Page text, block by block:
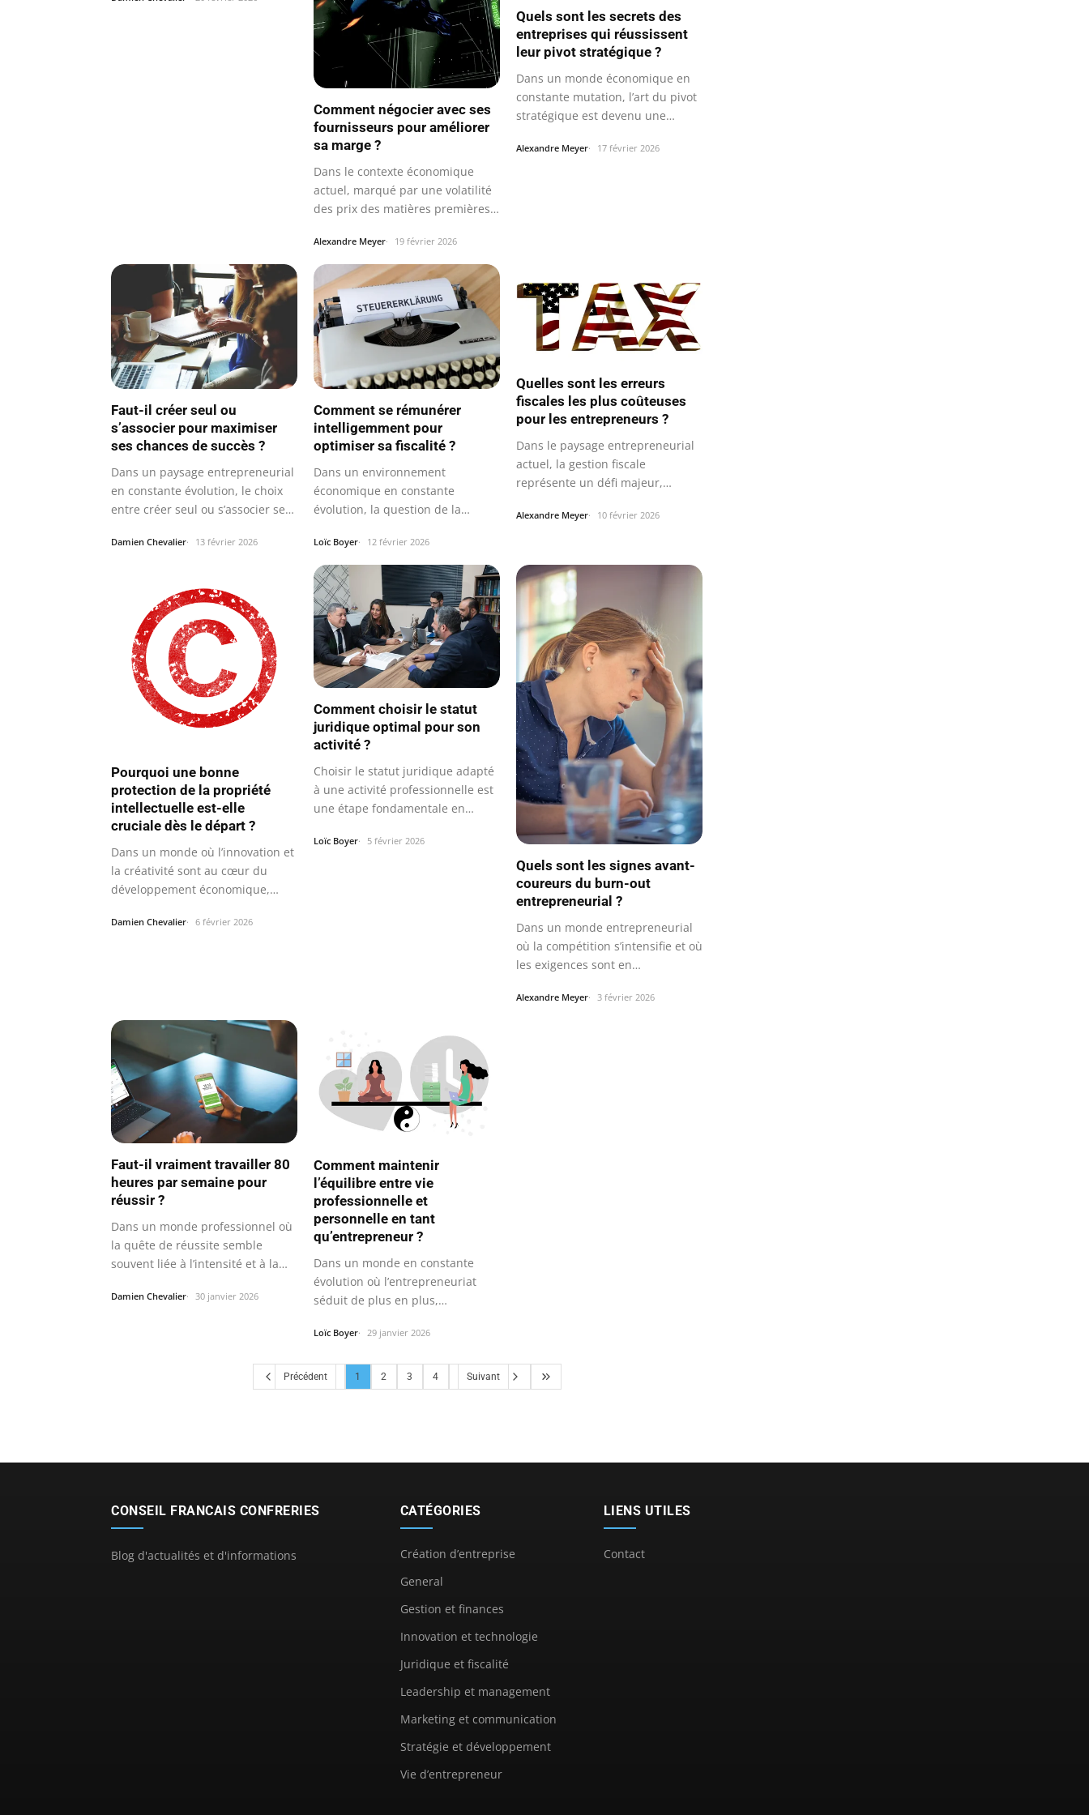
Comment négocier avec ses
fournisseurs pour améliorer
sa marge ?
Dans le contexte économique
actuel, marqué par une volatilité
des prix des matières premières,
Alexandre Meyer 19 février 2026
Quels sont les secrets des
entreprises qui réussissent
leur pivot stratégique ?
Dans un monde économique en
constante mutation, l’art du pivot
stratégique est devenu une…
Alexandre Meyer 17 février 2026
Faut-il créer seul ou
s’associer pour maximiser
ses chances de succès ?
Dans un paysage entrepreneurial
en constante évolution, le choix
entre créer seul ou s’associer se…
Damien Chevalier 13 février 2026
Comment se rémunérer
intelligemment pour
optimiser sa fiscalité ?
Dans un environnement
économique en constante
évolution, la question de la
Loïc Boyer 12 février 2026
Quelles sont les erreurs
fiscales les plus coûteuses
pour les entrepreneurs ?
Dans le paysage entrepreneurial
actuel, la gestion fiscale
représente un défi majeur,
Alexandre Meyer 10 février 2026
Pourquoi une bonne
protection de la propriété
intellectuelle est-elle
cruciale dès le départ ?
Dans un monde où l’innovation et
la créativité sont au cœur du
développement économique,
Damien Chevalier 6 février 2026
Comment choisir le statut
juridique optimal pour son
activité ?
Choisir le statut juridique adapté
à une activité professionnelle est
une étape fondamentale en…
Loïc Boyer 5 février 2026
Quels sont les signes avant-
coureurs du burn-out
entrepreneurial ?
Dans un monde entrepreneurial
où la compétition s’intensifie et où
les exigences sont en…
Alexandre Meyer 3 février 2026
Faut-il vraiment travailler 80
heures par semaine pour
réussir ?
Dans un monde professionnel où
la quête de réussite semble
souvent liée à l’intensité et à la
Damien Chevalier 30 janvier 2026
Comment maintenir
l’équilibre entre vie
professionnelle et
personnelle en tant
qu’entrepreneur ?
Dans un monde en constante
évolution où l’entrepreneuriat
séduit de plus en plus,
Loïc Boyer 29 janvier 2026
Précédent 1 2 3 4 Suivant
CONSEIL FRANCAIS CONFRERIES
Blog d'actualités et d'informations
CATÉGORIES
Création d’entreprise
General
Gestion et finances
Innovation et technologie
Juridique et fiscalité
Leadership et management
Marketing et communication
Stratégie et développement
Vie d’entrepreneur
LIENS UTILES
Contact